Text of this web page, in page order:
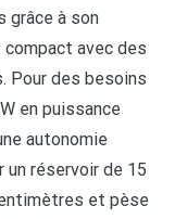
grâce à son
avec des
Pour des besoins
en puissance
autonomie
un réservoir de 15
et pèse